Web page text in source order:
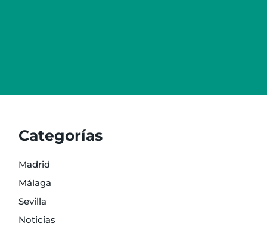
Categorías
Madrid
Málaga
Sevilla
Noticias